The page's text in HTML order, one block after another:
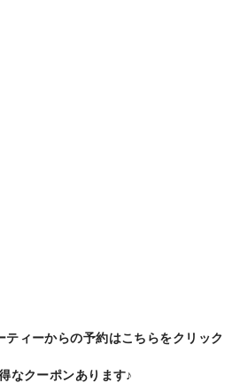
ィーからの予約はこちらをクリック
クーポンあります♪